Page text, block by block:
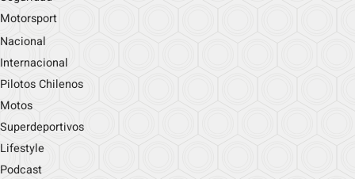
Motorsport
Nacional
Internacional
Pilotos Chilenos
Motos
Superdeportivos
Lifestyle
Podcast